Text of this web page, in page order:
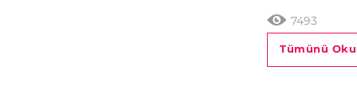
7493
Tümünü Oku